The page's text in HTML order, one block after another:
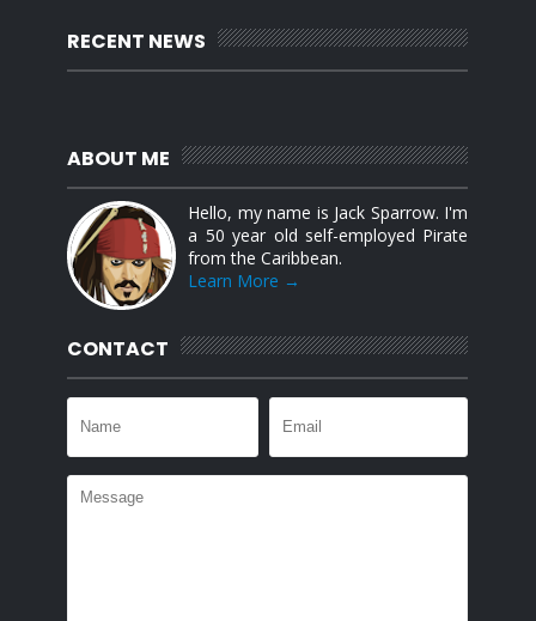
RECENT NEWS
ABOUT ME
Hello, my name is Jack Sparrow. I'm
a 50 year old self-employed Pirate
from the Caribbean.
Learn More →
CONTACT